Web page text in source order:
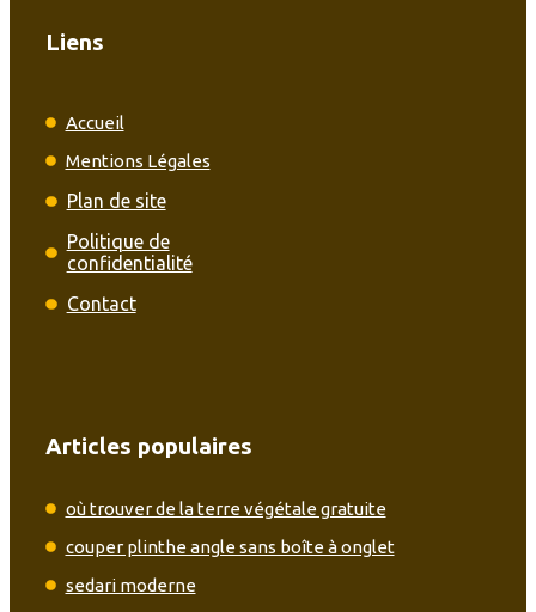
Liens
Accueil
Mentions Légales
Plan de site
Politique de
confidentialité
Contact
Articles populaires
où trouver de la terre végétale gratuite
couper plinthe angle sans boîte à onglet
sedari moderne